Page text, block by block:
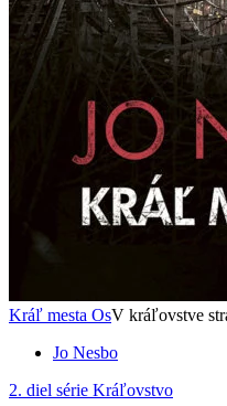
Kráľ mesta OsV kráľovstve
Jo Nesbo
2. diel série Kráľovstvo